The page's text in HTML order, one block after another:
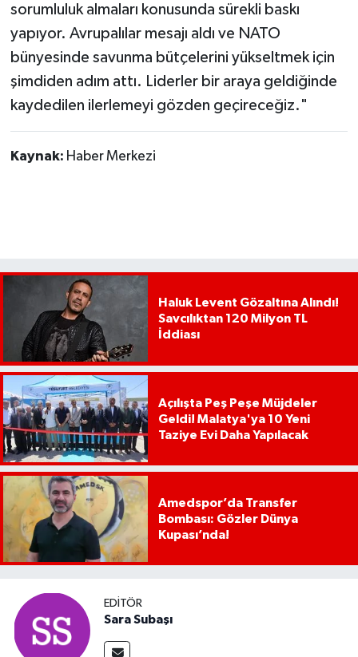
sorumluluk almaları konusunda sürekli baskı
yapıyor. Avrupalılar mesajı aldı ve NATO
bünyesinde savunma bütçelerini yükseltmek için
şimdiden adım attı. Liderler bir araya geldiğinde
kaydedilen ilerlemeyi gözden geçireceğiz."
Kaynak: Haber Merkezi
Haluk Levent Gözaltına Alındı!
Savcılıktan 120 Milyon TL
İddiası
Açılışta Peş Peşe Müjdeler
Geldi! Malatya'ya 10 Yeni
Taziye Evi Daha Yapılacak
Amedspor’da Transfer
Bombası: Gözler Dünya
Kupası’nda!
EDITÖR
Sara Subaşı